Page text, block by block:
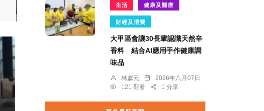
生活 健康及醫療
財經及消費
大甲區會讓30長輩認識天然辛
香料 結合AI應用手作健康調
味品
林獻元
2026年八月07日
121 觀看
1 分享